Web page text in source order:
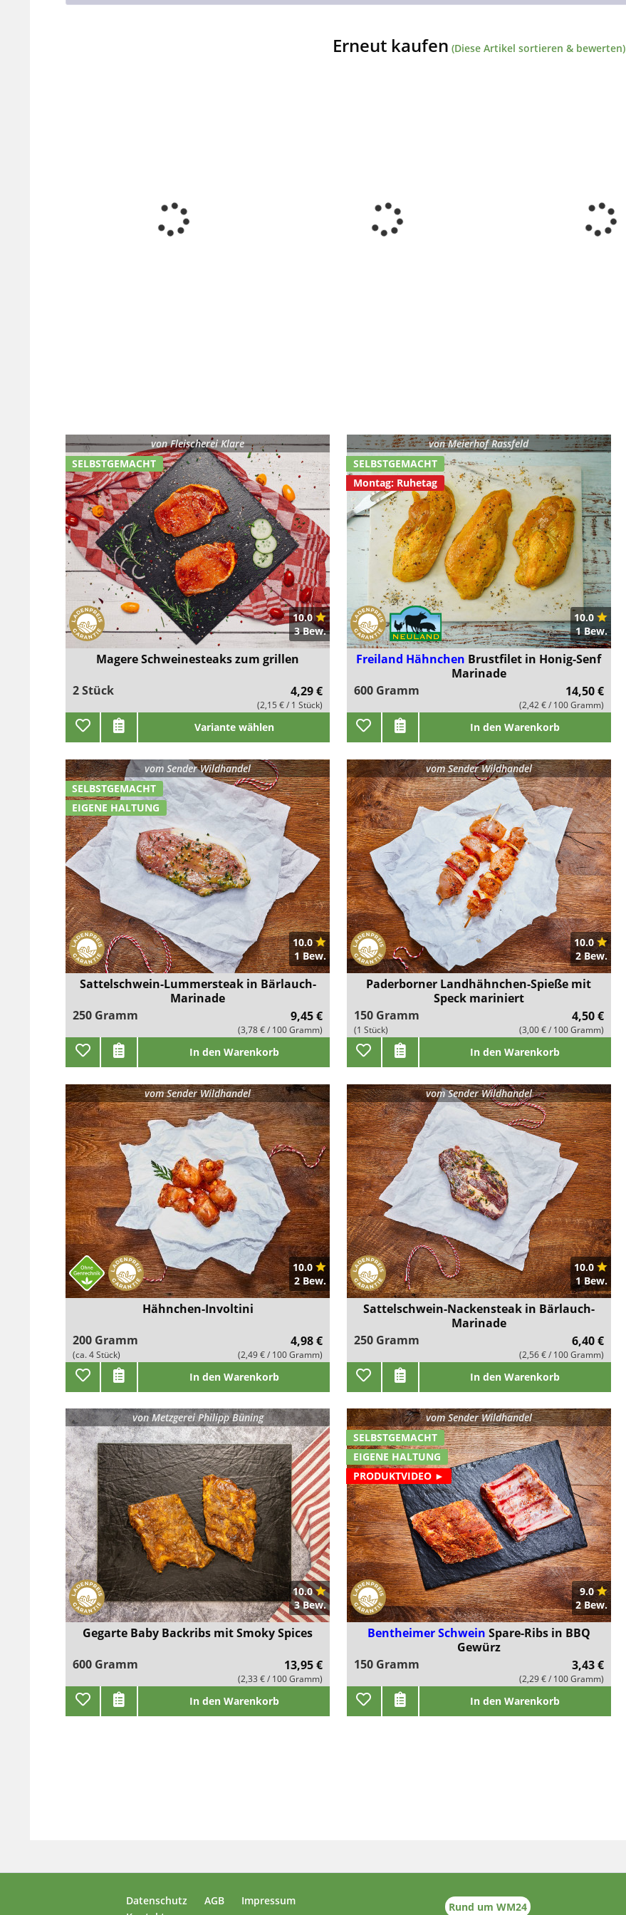
Erneut kaufen (Diese Artikel sortieren & bewerten)
SELBSTGEMACHT
vonFleischerei Klare
10.0
3 Bew.
Magere Schweinesteaks zum grillen
2 Stück
4,29 €
(2,15 € / 1 Stück)
Variante wählen
SELBSTGEMACHT
Montag: Ruhetag
vonMeierhof Rassfeld
10.0
1 Bew.
Freiland Hähnchen Brustfilet in Honig-Senf
Marinade
600 Gramm
14,50 €
(2,42 € / 100 Gramm)
In den Warenkorb
SELBSTGEMACHT
EIGENE HALTUNG
vomSender Wildhandel
10.0
1 Bew.
Sattelschwein-Lummersteak in Bärlauch-
Marinade
250 Gramm
9,45 €
(3,78 € / 100 Gramm)
In den Warenkorb
vomSender Wildhandel
10.0
2 Bew.
Paderborner Landhähnchen-Spieße mit
Speck mariniert
150 Gramm
(1 Stück)
4,50 €
(3,00 € / 100 Gramm)
In den Warenkorb
vomSender Wildhandel
10.0
2 Bew.
Hähnchen-Involtini
200 Gramm
(ca. 4 Stück)
4,98 €
(2,49 € / 100 Gramm)
In den Warenkorb
vomSender Wildhandel
10.0
1 Bew.
Sattelschwein-Nackensteak in Bärlauch-
Marinade
250 Gramm
6,40 €
(2,56 € / 100 Gramm)
In den Warenkorb
vonMetzgerei Philipp Büning
10.0
3 Bew.
Gegarte Baby Backribs mit Smoky Spices
600 Gramm
13,95 €
(2,33 € / 100 Gramm)
In den Warenkorb
SELBSTGEMACHT
EIGENE HALTUNG
PRODUKTVIDEO ►
vomSender Wildhandel
9.0
2 Bew.
Bentheimer Schwein Spare-Ribs in BBQ
Gewürz
150 Gramm
3,43 €
(2,29 € / 100 Gramm)
In den Warenkorb
Datenschutz AGB
Impressum
Rund um WM24